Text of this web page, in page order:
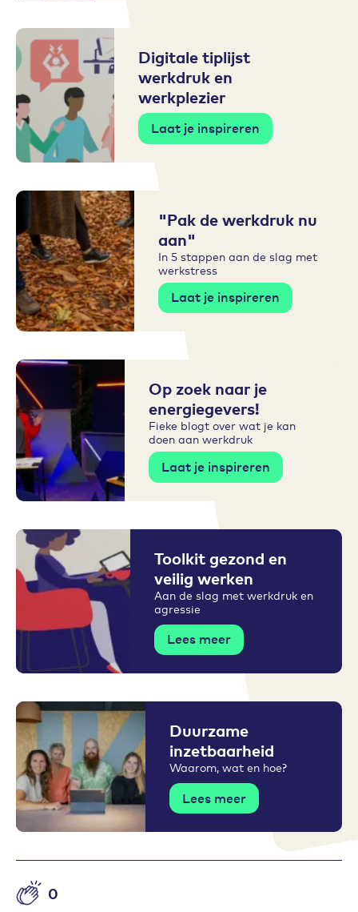
Digitale tiplijst
werkdruk en
werkplezier
Laat je inspireren
"Pak de werkdruk nu
aan"
In 5 stappen aan de slag met
werkstress
Laat je inspireren
Op zoek naar je
energiegevers!
Fieke blogt over wat je kan
doen aan werkdruk
Laat je inspireren
Toolkit gezond en
veilig werken
Aan de slag met werkdruk en
agressie
Lees meer
Duurzame
inzetbaarheid
Waarom, wat en hoe?
Lees meer
Aantal likes
0